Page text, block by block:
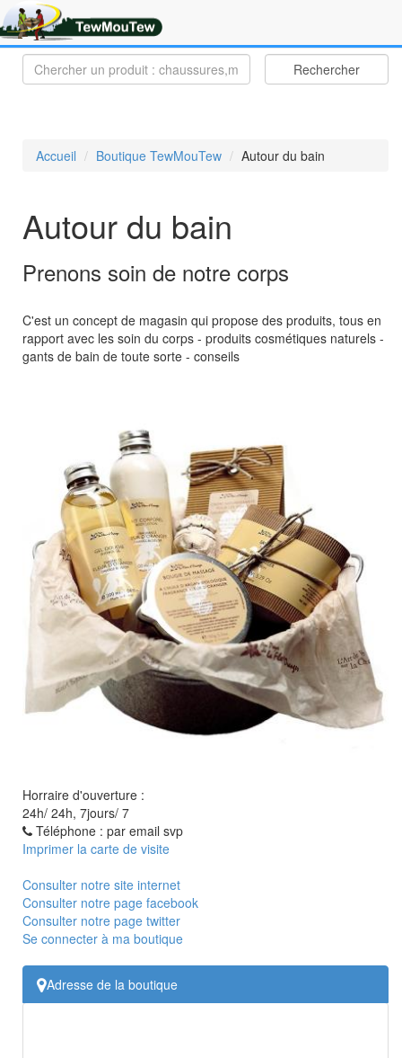
Rechercher
Accueil Boutique TewMouTew Autour du bain
Autour du bain
Prenons soin de notre corps
C'est un concept de magasin qui propose des produits, tous en
rapport avec les soin du corps - produits cosmétiques naturels -
gants de bain de toute sorte - conseils
Horraire d'ouverture :
24h/ 24h, 7jours/ 7
Téléphone : par email svp
Imprimer la carte de visite
Consulter notre site internet
Consulter notre page facebook
Consulter notre page twitter
Se connecter à ma boutique
Adresse de la boutique